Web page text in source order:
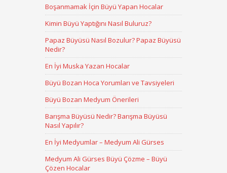
Boşanmamak İçin Büyü Yapan Hocalar
Kimin Büyü Yaptığını Nasıl Buluruz?
Papaz Büyüsü Nasıl Bozulur? Papaz Büyüsü
Nedir?
En İyi Muska Yazan Hocalar
Büyü Bozan Hoca Yorumları ve Tavsiyeleri
Büyü Bozan Medyum Önerileri
Barışma Büyüsü Nedir? Barışma Büyüsü
Nasıl Yapılır?
En İyi Medyumlar – Medyum Ali Gürses
Medyum Ali Gürses Büyü Çözme – Büyü
Çözen Hocalar